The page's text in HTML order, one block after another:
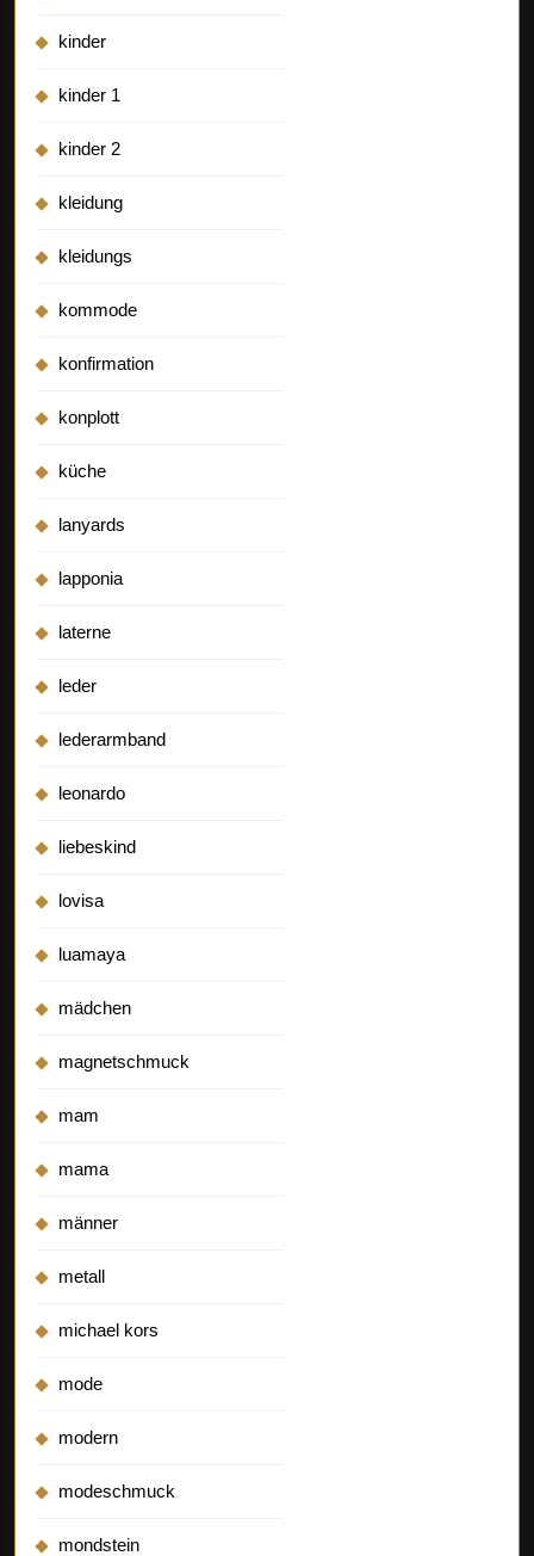
kinder
kinder 1
kinder 2
kleidung
kleidungs
kommode
konfirmation
konplott
küche
lanyards
lapponia
laterne
leder
lederarmband
leonardo
liebeskind
lovisa
luamaya
mädchen
magnetschmuck
mam
mama
männer
metall
michael kors
mode
modern
modeschmuck
mondstein